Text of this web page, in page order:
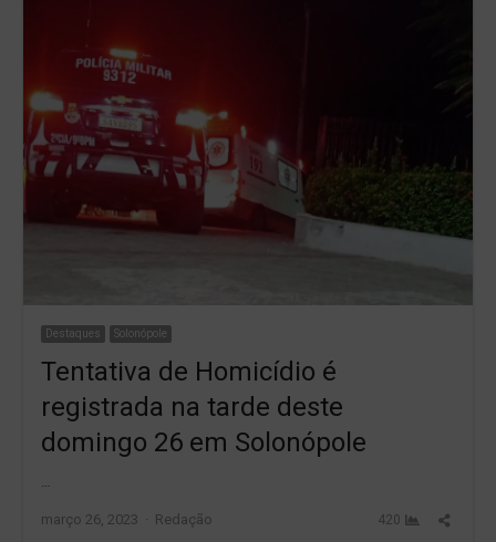
Destaques Solonópole
Tentativa de Homicídio é
registrada na tarde deste
domingo 26 em Solonópole
março 26, 2023 Author
Redação 420
Share